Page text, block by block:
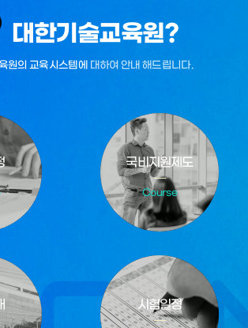
대한기술교육원?
원의 교육시스템에 대하여 안내 해드립니다.
국비지원제도
Course
시험일정